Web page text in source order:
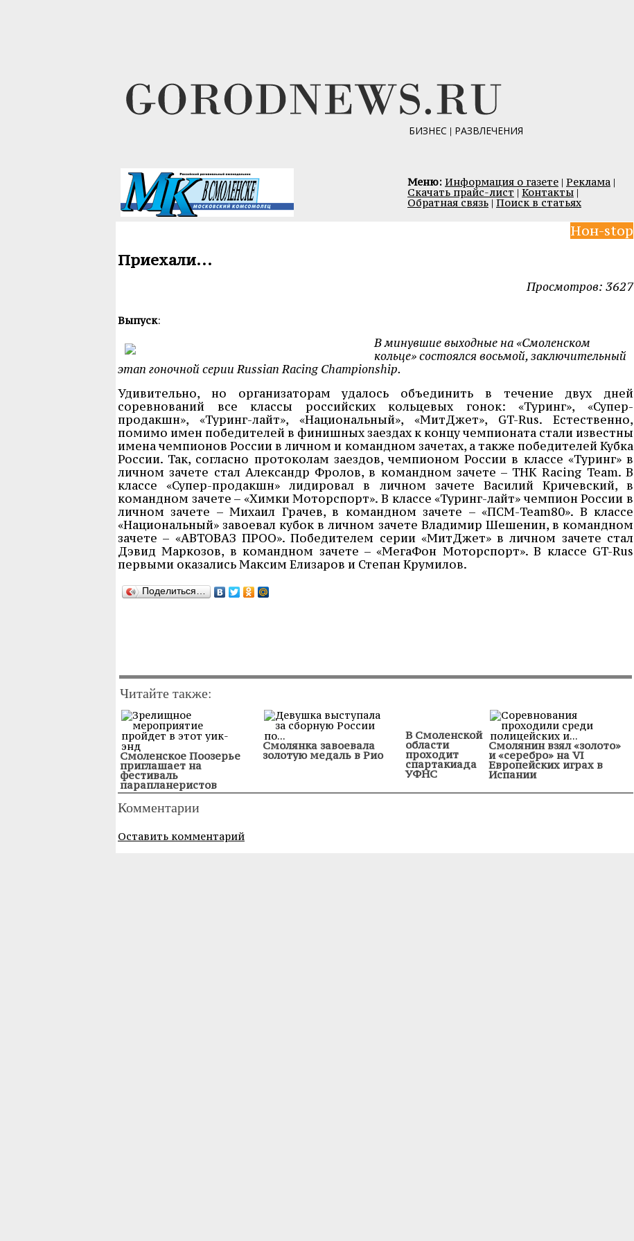
БИЗНЕС | РАЗВЛЕЧЕНИЯ
Меню: Информация о газете | Реклама |
Скачать прайс-лист | Контакты |
Обратная связь | Поиск в статьях
Нон-stop
Приехали...
Просмотров: 3627
Выпуск:
В минувшие выходные на «Смоленском
кольце» состоялся восьмой, заключительный
этап гоночной серии Russian Racing Championship.
Удивительно, но организаторам удалось объединить в течение двух дней
соревнований все классы российских кольцевых гонок: «Туринг», «Супер-
продакшн», «Туринг-лайт», «Национальный», «МитДжет», GT-Rus. Естественно,
помимо имен победителей в финишных заездах к концу чемпионата стали известны
имена чемпионов России в личном и командном зачетах, а также победителей Кубка
России. Так, согласно протоколам заездов, чемпионом России в классе «Туринг» в
личном зачете стал Александр Фролов, в командном зачете – ТНК Racing Team. В
классе «Супер-продакшн» лидировал в личном зачете Василий Кричевский, в
командном зачете – «Химки Моторспорт». В классе «Туринг-лайт» чемпион России в
личном зачете – Михаил Грачев, в командном зачете – «ПСМ-Team80». В классе
«Национальный» завоевал кубок в личном зачете Владимир Шешенин, в командном
зачете – «АВТОВАЗ ПРОО». Победителем серии «МитДжет» в личном зачете стал
Дэвид Маркозов, в командном зачете – «МегаФон Моторспорт». В классе GT-Rus
первыми оказались Максим Елизаров и Степан Крумилов.
Поделиться…
Читайте также:
Смоленское Поозерье
приглашает на
фестиваль
парапланеристов
Смолянка завоевала
золотую медаль в Рио
В Смоленской
области
проходит
спартакиада
УФНС
Смолянин взял «золото»
и «серебро» на VI
Европейских играх в
Испании
Комментарии
Оставить комментарий